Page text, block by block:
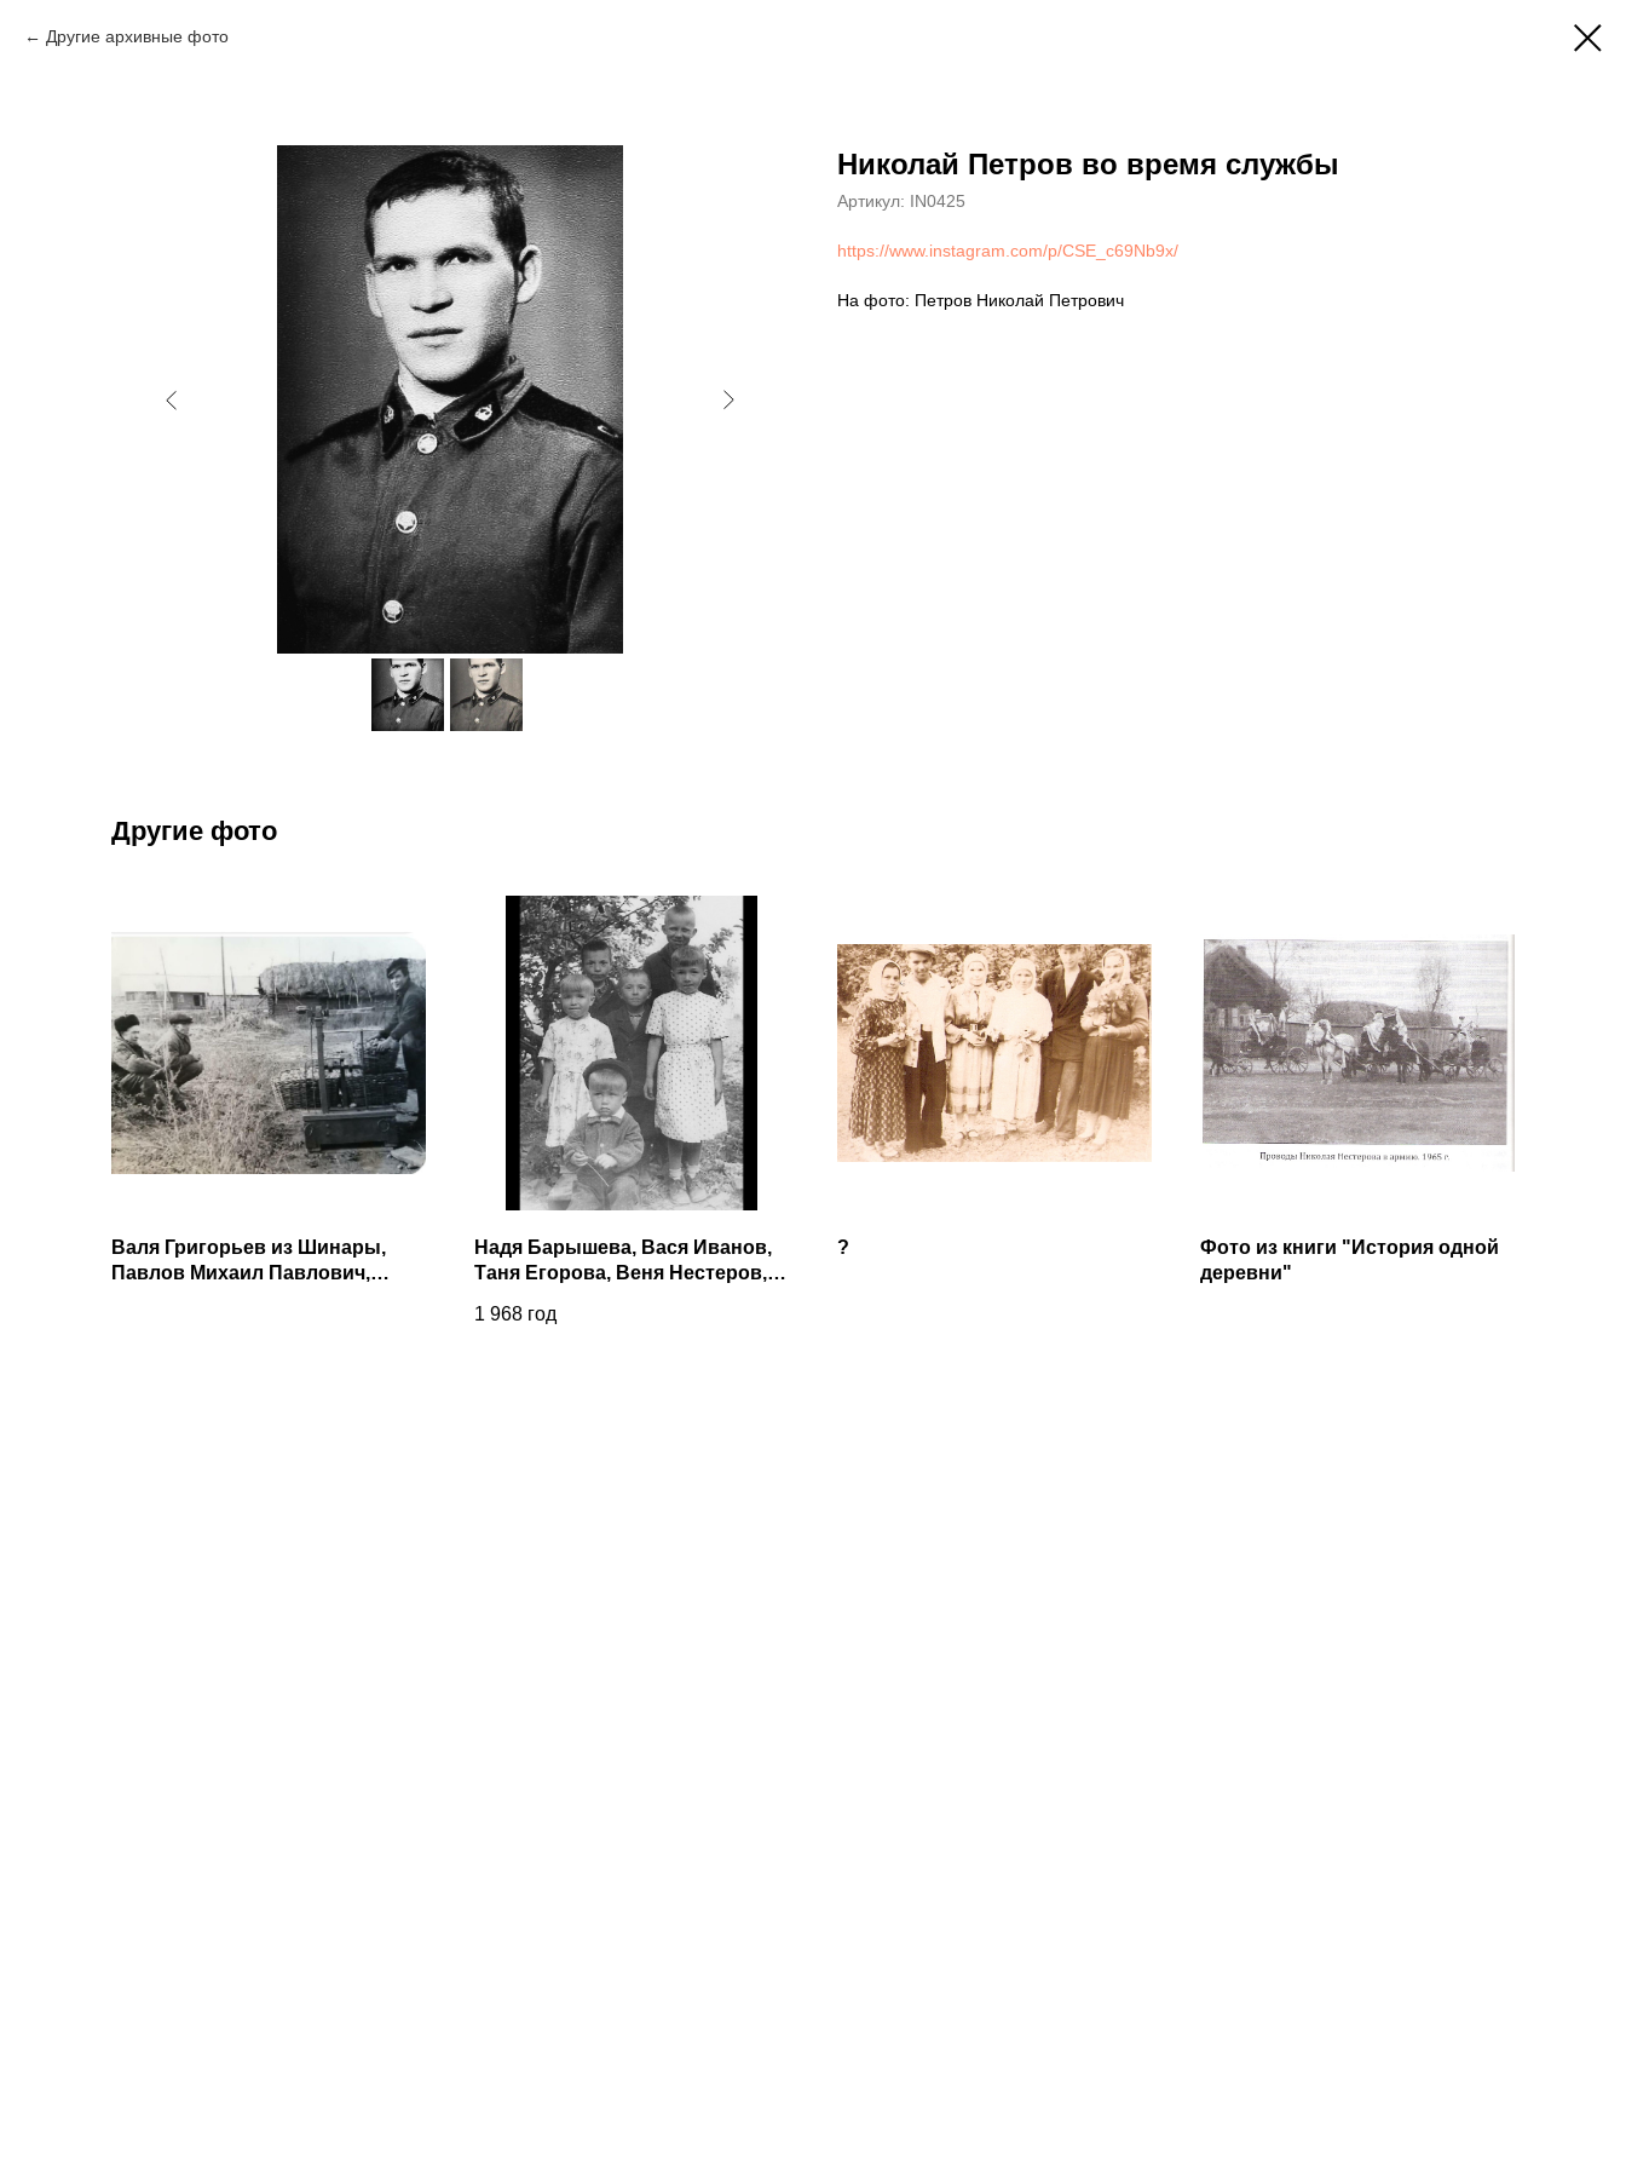
Другие архивные фото
Николай Петров во время службы
Артикул: IN0425
https://www.instagram.com/p/CSE_c69Nb9x/
На фото: Петров Николай Петрович
Другие фото
Валя Григорьев из Шинары,
Павлов Михаил Павлович,
Надя Барышева, Вася Иванов,
Таня Егорова, Веня Нестеров,,
1 968 год
?
Фото из книги "История одной
деревни"